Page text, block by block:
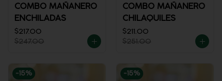
COMBO MAÑANERO
ENCHILADAS
$217.00
$247.00
COMBO MAÑANERO
CHILAQUILES
$211.00
$251.00
-15% -15%